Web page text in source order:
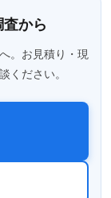
から
。お見積り・現
ください。